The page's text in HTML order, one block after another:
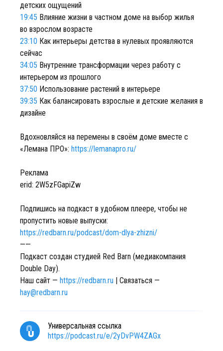
детских ощущений
19:45 Влияние жизни в частном доме на выбор жилья
во взрослом возрасте
23:10 Как интерьеры детства в нулевых проявляются
сейчас
34:05 Внутренние трансформации через работу с
интерьером из прошлого
37:50 Использование растений в интерьере
39:35 Как балансировать взрослые и детские желания в
дизайне
Вдохновляйся на перемены в своём доме вместе с
«Лемана ПРО»: https://lemanapro.ru/
Реклама
erid: 2W5zFGapiZw
Подпишись на подкаст в удобном плеере, чтобы не
пропустить новые выпуски:
https://redbarn.ru/podcast/dom-dlya-zhizni/
——
Подкаст создан студией Red Barn (медиакомпания
Double Day).
Наш сайт — https://redbarn.ru | Связаться —
hay@redbarn.ru
Универсальная ссылка
https://podcast.ru/e/2yDvPW4ZAGx